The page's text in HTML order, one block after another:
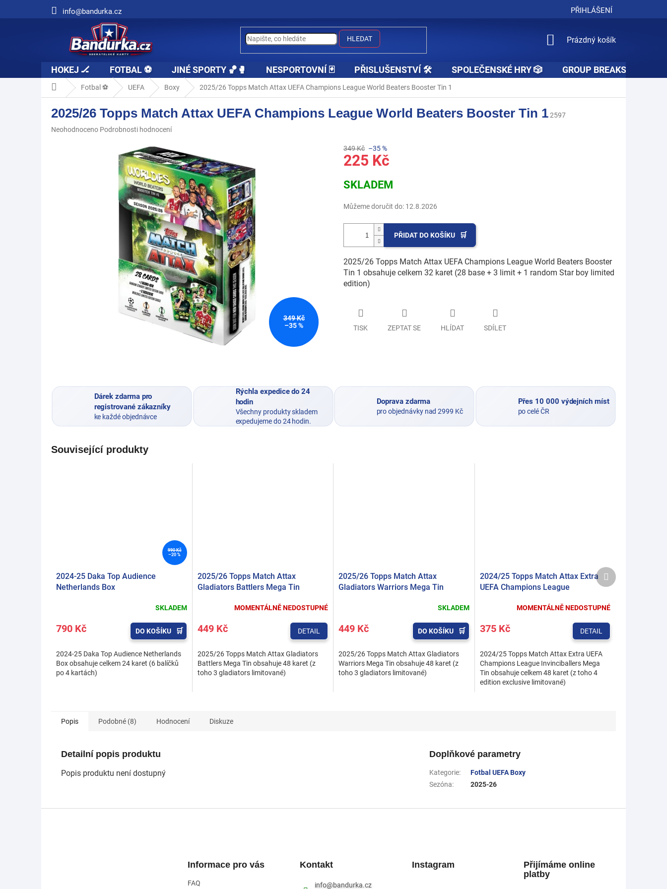
info@bandurka.cz PŘIHLÁŠENÍ
HLEDAT
NÁKUPNÍ
Prázdný košík
HOKEJ 🏒 FOTBAL ⚽ JINÉ SPORTY 🏀🥊 NESPORTOVNÍ 🃏 PŘISLUŠENSTVÍ 🛠️ SPOLEČENSKÉ HRY 🎲 GROUP BREAKS 🚧👥🚧
Domů Fotbal ⚽ UEFA Boxy 2025/26 Topps Match Attax UEFA Champions League World Beaters Booster Tin 1
2025/26 Topps Match Attax UEFA Champions League World Beaters Booster Tin 12597
Průměrné
Neohodnoceno Podrobnosti hodnocení
349 Kč
–35 %
349 Kč –35 %
225 Kč
cena:
SKLADEM
Můžeme doručit do: 12.8.2026
PŘIDAT DO KOŠÍKU
2025/26 Topps Match Attax UEFA Champions League World Beaters Booster
Tin 1 obsahuje celkem 32 karet (28 base + 3 limit + 1 random Star boy limited
edition)
TISK ZEPTAT SE HLÍDAT SDÍLET
Dárek zdarma pro
registrované zákazníky
ke každé objednávce
Rýchla expedice do 24
hodin
Všechny produkty skladem
expedujeme do 24 hodin.
Doprava zdarma
pro objednávky nad 2999 Kč
Přes 10 000 výdejních míst
po celé ČR
Související produkty
990 Kč
–20 %
2024-25 Daka Top Audience
Netherlands Box
SKLADEM
790 Kč DO KOŠÍKU
2024-25 Daka Top Audience Netherlands
Box obsahuje celkem 24 karet (6 balíčků
po 4 kartách)
2025/26 Topps Match Attax
Gladiators Battlers Mega Tin
MOMENTÁLNĚ NEDOSTUPNÉ
449 Kč DETAIL
2025/26 Topps Match Attax Gladiators
Battlers Mega Tin obsahuje 48 karet (z
toho 3 gladiators limitované)
2025/26 Topps Match Attax
Gladiators Warriors Mega Tin
SKLADEM
449 Kč DO KOŠÍKU
2025/26 Topps Match Attax Gladiators
Warriors Mega Tin obsahuje 48 karet (z
toho 3 gladiators limitované)
2024/25 Topps Match Attax Extra
UEFA Champions League
MOMENTÁLNĚ NEDOSTUPNÉ
375 Kč DETAIL
2024/25 Topps Match Attax Extra UEFA
Champions League Invinciballers Mega
Tin obsahuje celkem 48 karet (z toho 4
edition exclusive limitované)
Další
produkt
Popis Podobné (8) Hodnocení Diskuze
Detailní popis produktu
Popis produktu není dostupný
Doplňkové parametry
Kategorie:
Fotbal UEFA Boxy
Sezóna: 2025-26
Informace pro vás
FAQ
Kontakt
info@bandurka.cz
Instagram
Přijímáme online
platby